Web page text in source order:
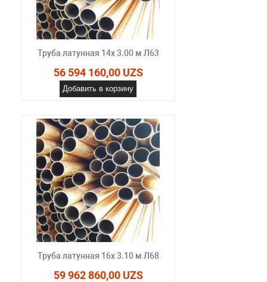
Труба латунная 14х 3.00 м Л63
56 594 160,00 UZS
Добавить в корзину
Труба латунная 16х 3.10 м Л68
59 962 860,00 UZS